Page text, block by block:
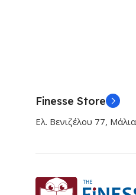
Finesse Store
Ελ. Βενιζέλου 77,